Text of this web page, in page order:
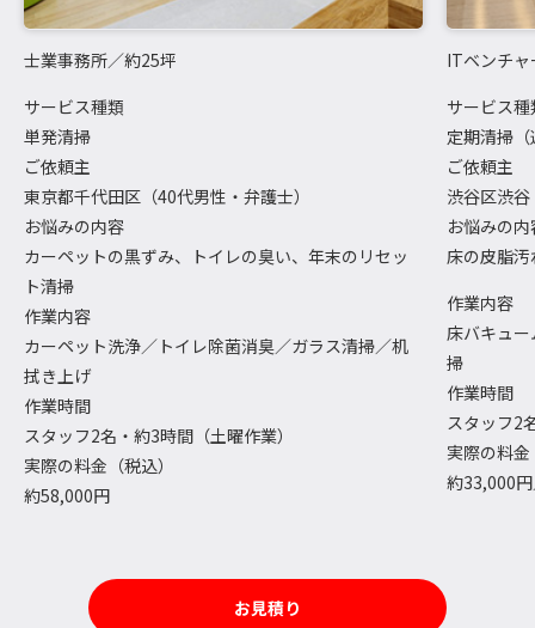
士業事務所／約25坪
サービス種類
単発清掃
ご依頼主
東京都千代田区（40代男性・弁護士）
お悩みの内容
カーペットの黒ずみ、トイレの臭い、年末のリセッ
ト清掃
作業内容
カーペット洗浄／トイレ除菌消臭／ガラス清掃／机
拭き上げ
作業時間
スタッフ2名・約3時間（土曜作業）
実際の料金（税込）
約58,000円
ITベンチ
サービス種
定期清掃
ご依頼主
渋谷区渋
お悩みの内
床の皮脂
作業内容
床バキュ
掃
作業時間
スタッフ2
実際の料
約33,000
お見積り